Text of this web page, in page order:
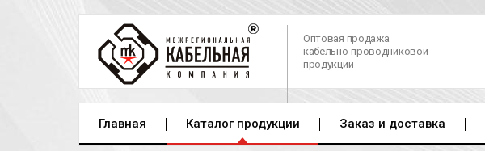
Оптовая продажа
кабельно-проводниковой
продукции
Главная Каталог продукции Заказ и доставка